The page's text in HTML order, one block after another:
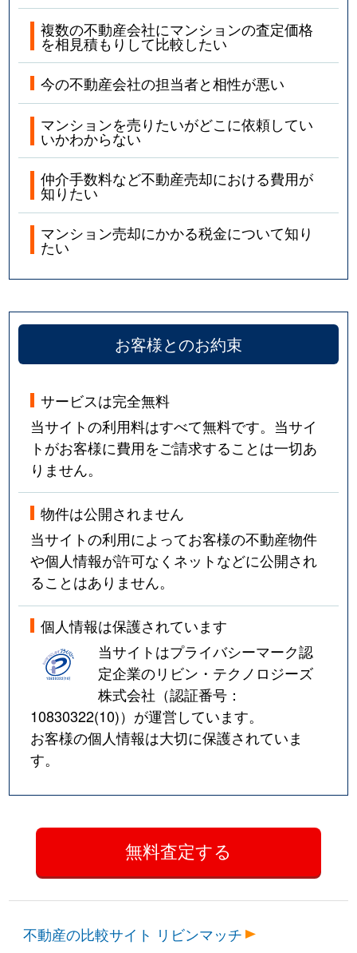
複数の不動産会社にマンションの査定価格
を相見積もりして比較したい
今の不動産会社の担当者と相性が悪い
マンションを売りたいがどこに依頼してい
いかわからない
仲介手数料など不動産売却における費用が
知りたい
マンション売却にかかる税金について知り
たい
お客様とのお約束
サービスは完全無料
当サイトの利用料はすべて無料です。当サイ
トがお客様に費用をご請求することは一切あ
りません。
物件は公開されません
当サイトの利用によってお客様の不動産物件
や個人情報が許可なくネットなどに公開され
ることはありません。
個人情報は保護されています
当サイトはプライバシーマーク認
定企業のリビン・テクノロジーズ
株式会社（認証番号：
10830322(10)）が運営しています。
お客様の個人情報は大切に保護されていま
す。
不動産の比較サイト リビンマッチ